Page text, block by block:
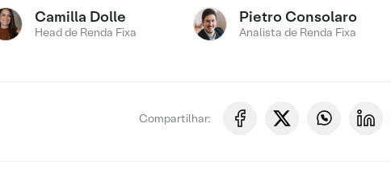
Camilla Dolle
Head de Renda Fixa
Pietro Consolaro
Analista de Renda Fixa
Compartilhar: